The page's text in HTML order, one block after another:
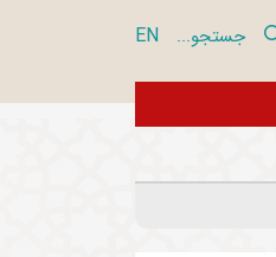
جستجو... EN
از تور مجازی 360 درجه مجموعه فرهنگی تاریخی نیاوران بازدید نمایید